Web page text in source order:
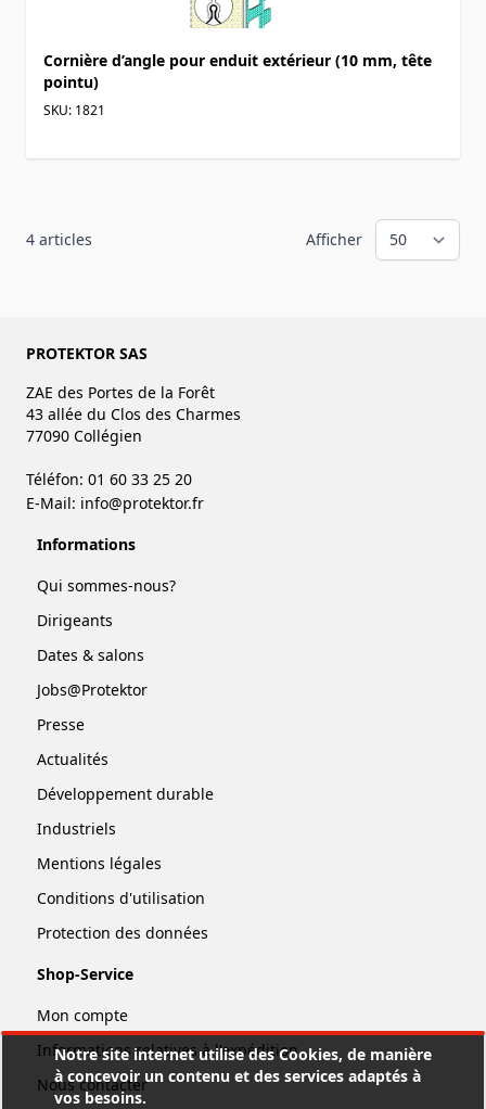
Notre site internet utilise des Cookies, de manière
à concevoir un contenu et des services adaptés à
vos besoins.
Cornière d’angle pour enduit extérieur (10 mm, tête
pointu)
SKU: 1821
4 articles Afficher
PROTEKTOR SAS
ZAE des Portes de la Forêt
43 allée du Clos des Charmes
77090 Collégien
Téléfon: 01 60 33 25 20
E-Mail: info@protektor.fr
Informations
Qui sommes-nous?
Dirigeants
Dates & salons
Jobs@Protektor
Presse
Actualités
Développement durable
Industriels
Mentions légales
Conditions d'utilisation
Protection des données
Shop-Service
Mon compte
Informations relatives à l'expédition
Nous contacter